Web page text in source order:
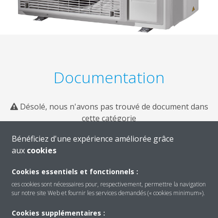
Documentation
Désolé, nous n'avons pas trouvé de document dans
cette catégorie
Bénéficiez d'une expérience améliorée grâce
aux cookies
Cookies essentiels et fonctionnels :
ces cookies sont nécessaires pour, respectivement, permettre la navigation
sur notre site Web et fournir les services demandés (« cookies minimum»).
Cookies supplémentaires :